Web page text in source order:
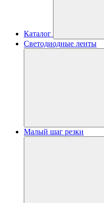
Каталог
Светодиодные ленты
Малый шаг резки